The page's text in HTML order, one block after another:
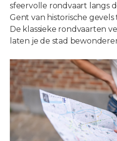
sfeervolle rondvaart langs
Gent van historische
De klassieke rondvaarten
laten je de stad